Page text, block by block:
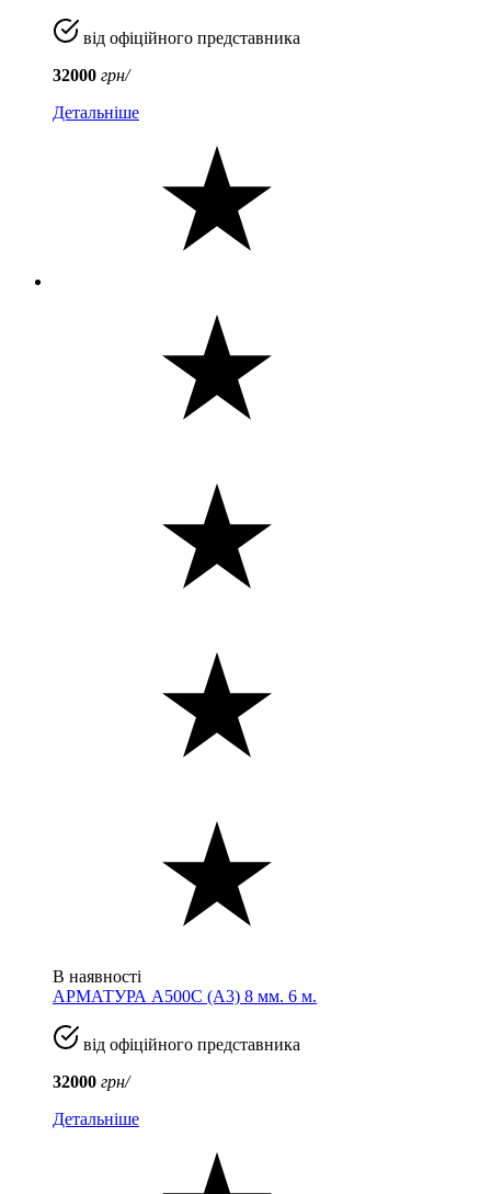
від офіційного представника
32000 грн/
Детальніше
В наявності
АРМАТУРА А500С (A3) 8 мм. 6 м.
від офіційного представника
32000 грн/
Детальніше